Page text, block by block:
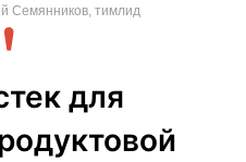
Семянников, тимлид
для